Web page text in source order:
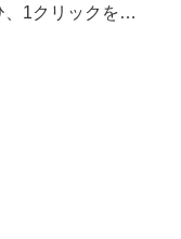
、1クリックを…